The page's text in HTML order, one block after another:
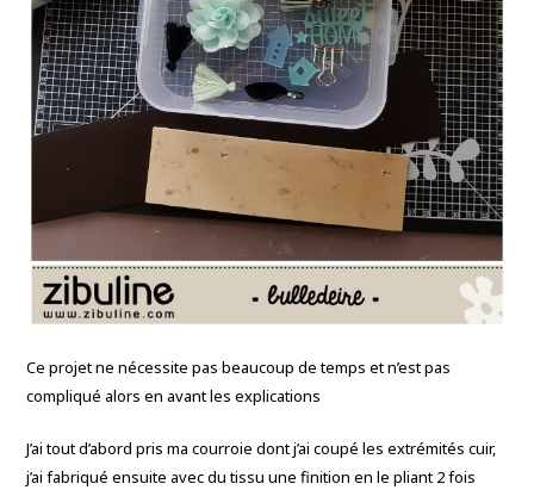
Ce projet ne nécessite pas beaucoup de temps et n’est pas
compliqué alors en avant les explications
J’ai tout d’abord pris ma courroie dont j’ai coupé les extrémités cuir,
j’ai fabriqué ensuite avec du tissu une finition en le pliant 2 fois